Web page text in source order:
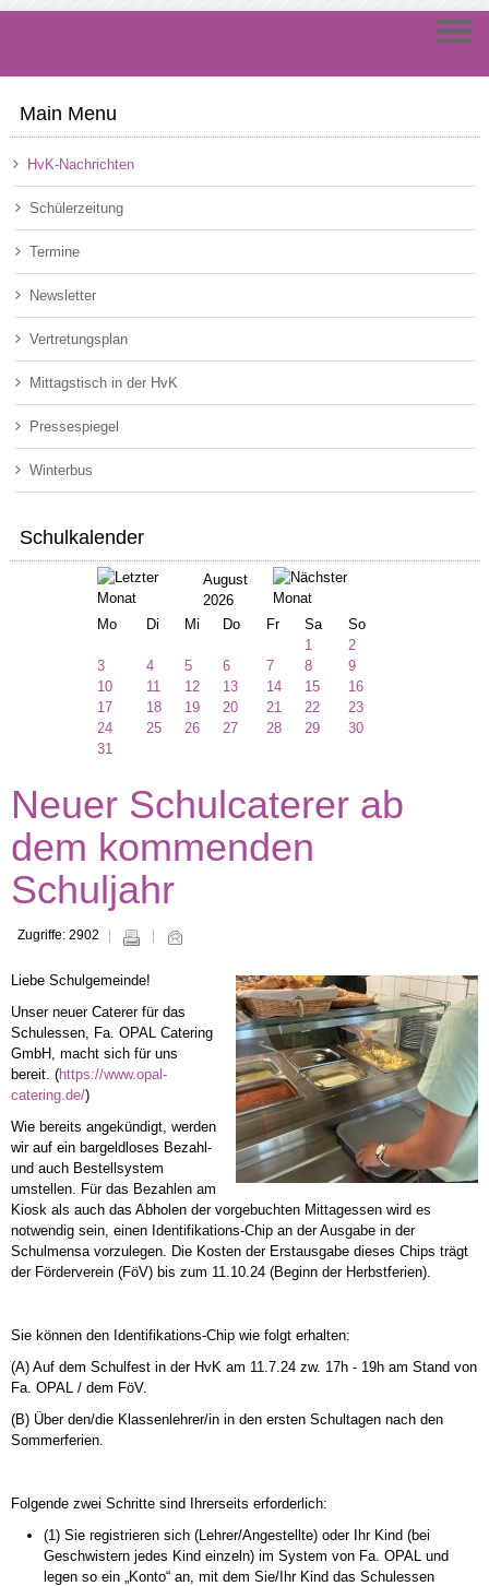
Main Menu
HvK-Nachrichten
Schülerzeitung
Termine
Newsletter
Vertretungsplan
Mittagstisch in der HvK
Pressespiegel
Winterbus
Schulkalender
August
2026
Mo
Di Mi Do Fr Sa
So
1
2
3
4 5 6 7 8
9
10
11 12 13 14 15
16
17
18 19 20 21 22
23
24
25 26 27 28 29
30
31
Neuer Schulcaterer ab
dem kommenden
Schuljahr
Zugriffe: 2902
Liebe Schulgemeinde!
Unser neuer Caterer für das
Schulessen, Fa. OPAL Catering
GmbH, macht sich für uns
bereit. (https://www.opal-
catering.de/)
Wie bereits angekündigt, werden
wir auf ein bargeldloses Bezahl-
und auch Bestellsystem
umstellen. Für das Bezahlen am
Kiosk als auch das Abholen der vorgebuchten Mittagessen wird es
notwendig sein, einen Identifikations-Chip an der Ausgabe in der
Schulmensa vorzulegen. Die Kosten der Erstausgabe dieses Chips trägt
der Förderverein (FöV) bis zum 11.10.24 (Beginn der Herbstferien).
Sie können den Identifikations-Chip wie folgt erhalten:
(A) Auf dem Schulfest in der HvK am 11.7.24 zw. 17h - 19h am Stand von
Fa. OPAL / dem FöV.
(B) Über den/die Klassenlehrer/in in den ersten Schultagen nach den
Sommerferien.
Folgende zwei Schritte sind Ihrerseits erforderlich:
(1) Sie registrieren sich (Lehrer/Angestellte) oder Ihr Kind (bei
Geschwistern jedes Kind einzeln) im System von Fa. OPAL und
legen so ein „Konto“ an, mit dem Sie/Ihr Kind das Schulessen